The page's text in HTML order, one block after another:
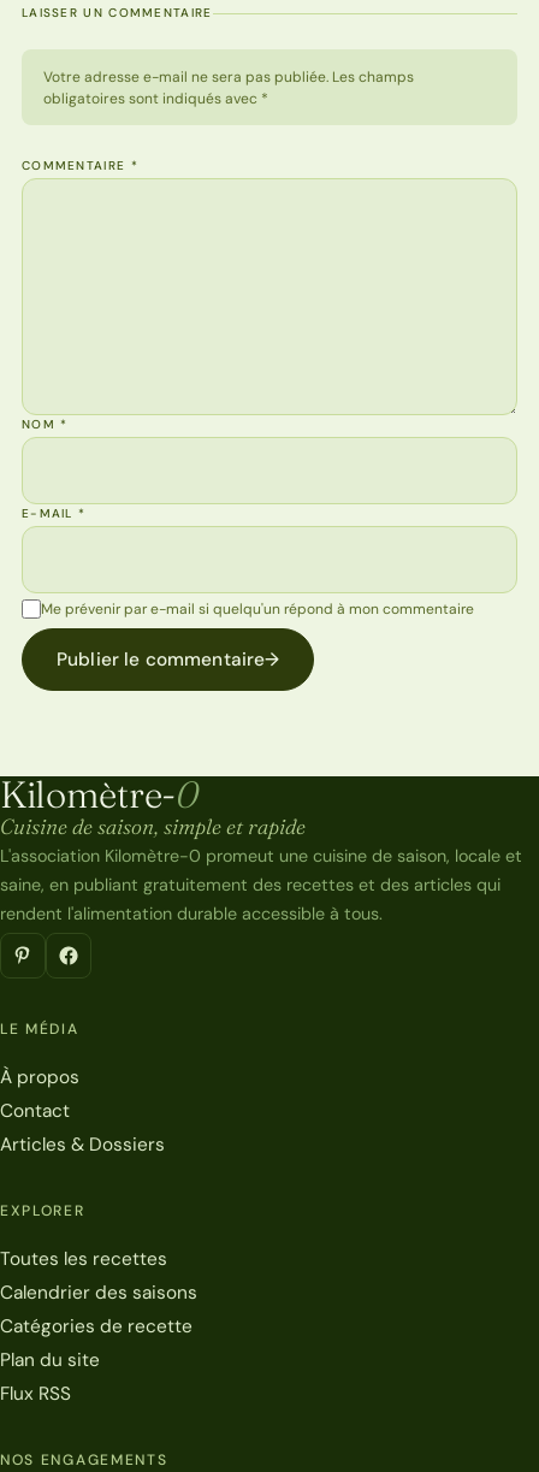
LAISSER UN COMMENTAIRE
Votre adresse e-mail ne sera pas publiée. Les champs
obligatoires sont indiqués avec *
COMMENTAIRE *
NOM*
E-MAIL*
Me prévenir par e-mail si quelqu'un répond à mon commentaire
Publier le commentaire→
Kilomètre-0
Kilomètre-0
Cuisine de saison, simple et rapide
L'association Kilomètre-0 promeut une cuisine de saison, locale et
saine, en publiant gratuitement des recettes et des articles qui
rendent l'alimentation durable accessible à tous.
LE MÉDIA
À propos
Contact
Articles & Dossiers
EXPLORER
Toutes les recettes
Calendrier des saisons
Catégories de recette
Plan du site
Flux RSS
NOS ENGAGEMENTS